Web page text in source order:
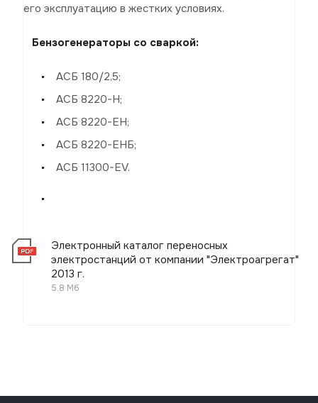
его эксплуатацию в жестких условиях.
Бензогенераторы со сваркой:
АСБ 180/2,5;
АСБ 8220-Н;
АСБ 8220-ЕН;
АСБ 8220-ЕНБ;
АСБ 11300-EV.
Электронный каталог переносных
электростанций от компании "Электроагрегат"
2013 г.
5.8 Мб